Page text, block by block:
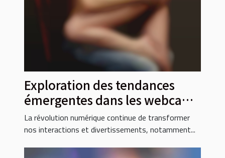
Exploration des tendances
émergentes dans les webcams
pour adultes en 2025
La révolution numérique continue de transformer
nos interactions et divertissements, notamment...